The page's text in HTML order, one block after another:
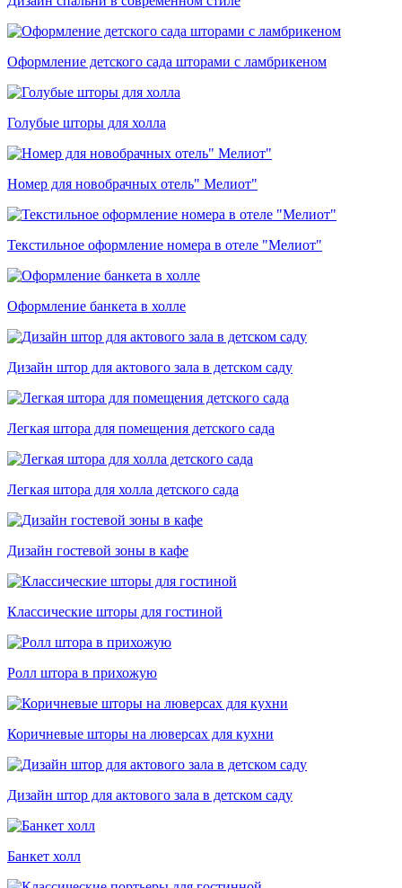
Оформление детского сада шторами с ламбрикеном
Голубые шторы для холла
Номер для новобрачных отель" Мелиот"
Текстильное оформление номера в отеле "Мелиот"
Оформление банкета в холле
Дизайн штор для актового зала в детском саду
Легкая штора для помещения детского сада
Легкая штора для холла детского сада
Дизайн гостевой зоны в кафе
Классические шторы для гостиной
Ролл штора в прихожую
Коричневые шторы на люверсах для кухни
Дизайн штор для актового зала в детском саду
Банкет холл